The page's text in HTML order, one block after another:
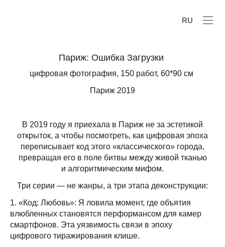
RU
Париж: Ошибка Загрузки
цифровая фотография, 150 работ, 60*90 см
Париж 2019
В 2019 году я приехала в Париж не за эстетикой
открыток, а чтобы посмотреть, как цифровая эпоха
переписывает код этого «классического» города,
превращая его в поле битвы между живой тканью
и алгоритмическим мифом.
Три серии — не жанры, а три этапа деконструкции:
1. «Код: Любовь»: Я ловила момент, где объятия
влюбленных становятся перформансом для камер
смартфонов. Эта уязвимость связи в эпоху
цифрового тиражирования клише.